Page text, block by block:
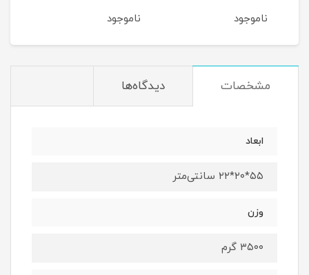
ناموجود ناموجود
مشخصات دیدگاه‌ها
ابعاد
۵۵*۲۰*۲۲ سانتی‌متر
وزن
۳۵۰۰ گرم